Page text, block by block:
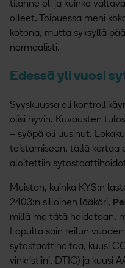
tilanne oli ja kuinka
olleet. Toipuessa meni
kotona, mutta syksyllä
normaalisti.
Edessä yli vuosi
Syyskuussa oli
olisi hyvin. Kuvausten
– syöpä oli uusinut.
toistamiseen, tällä kertaa
aloitettiin
Muistan, kuinka KYS:n
2403:n silloinen lääkäri,
millä me tätä hoidetaan,
Lopulta sain reilun
sytostaattihoitoa, kuusi
vinkristiini, DTIC) ja kuusi